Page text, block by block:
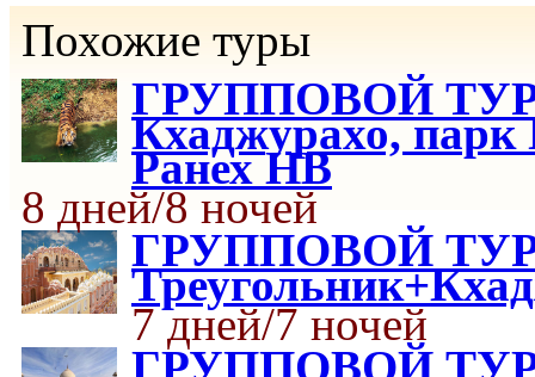
Похожие туры
ГРУППОВОЙ ТУР
Кхаджурахо, парк
Ранех HB
8 дней/8 ночей
ГРУППОВОЙ ТУР
7 дней/7 ночей